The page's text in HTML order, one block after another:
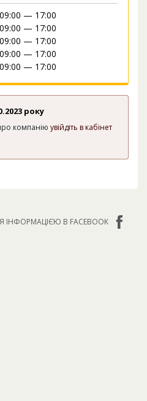
09:00 — 17:00
09:00 — 17:00
09:00 — 17:00
09:00 — 17:00
09:00 — 17:00
року
компанію увійдіть в кабінет
ІНФОРМАЦІЄЮ В FACEBOOK